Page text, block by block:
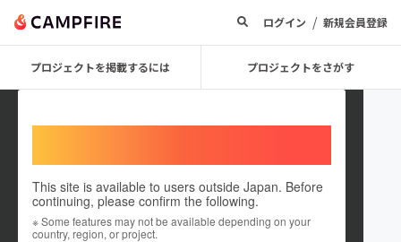
ログイン / 新規会員登録
プロジェクトを掲載するには プロジェクトをさがす
This site is available to users outside Japan. Before
continuing, please confirm the following.
※ Some features may not be available depending on your
country, region, or project.
kazokuninarouyolciq